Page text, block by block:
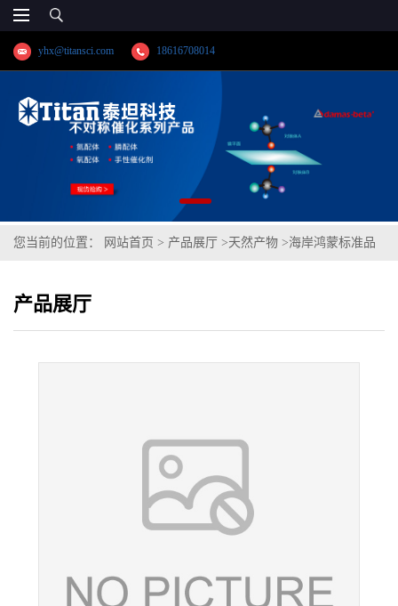
yhx@titansci.com 18616708014
您当前的位置： 网站首页 > 产品展厅 >天然产物 >海岸鸿蒙标准品
产品展厅